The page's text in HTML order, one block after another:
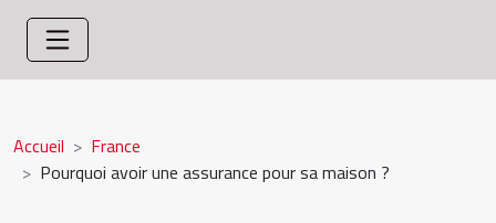
Accueil
France
Pourquoi avoir une assurance pour sa maison ?